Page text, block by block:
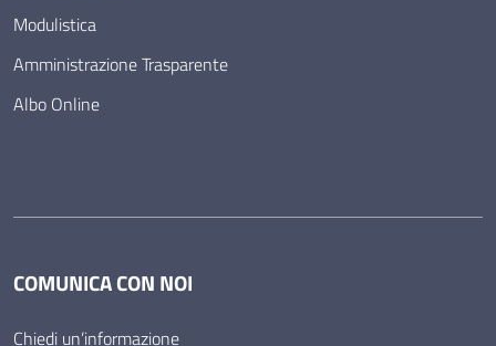
Modulistica
Amministrazione Trasparente
Albo Online
COMUNICA CON NOI
Chiedi un’informazione